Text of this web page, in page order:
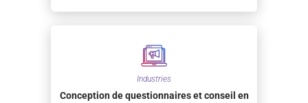
Industries
Conception de questionnaires et conseil en